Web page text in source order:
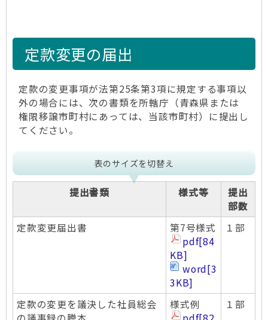
定款変更の届出
定款の変更事項が法第25条第3項に規定する事項以
外の場合には、次の書類を所轄庁（青森県または
権限移譲市町村にあっては、当該市町村）に提出し
てください。
表のサイズを切替え
提出書類 様式等
提出
部数
定款変更届出書
第7号様式
pdf[84
KB]
word[3
3KB]
１部
定款の変更を議決した社員総会
様式例
１部